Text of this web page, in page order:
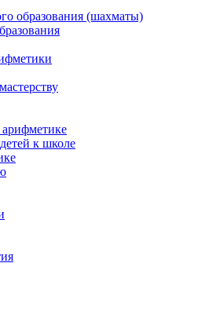
образования (шахматы)
арифметике
к школе